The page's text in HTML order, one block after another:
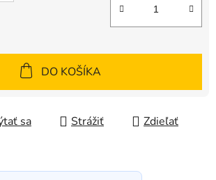
DO KOŠÍKA
sa Strážiť Zdieľať